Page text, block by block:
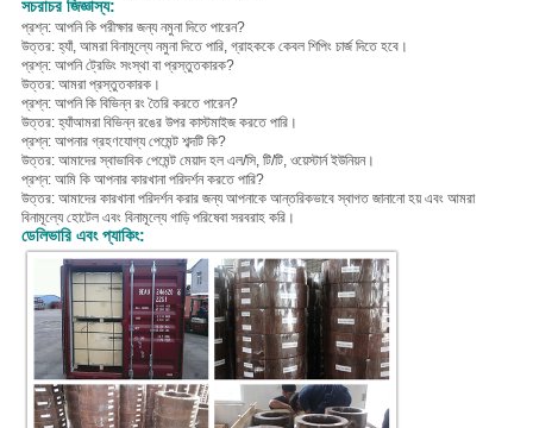
সচরাচর জিজ্ঞাস্য:
প্রশ্ন: আপনি কি পরীক্ষার জন্য নমুনা দিতে পারেন?
উত্তর: হ্যাঁ, আমরা বিনামূল্যে নমুনা দিতে পারি, গ্রাহককে কেবল শিপিং চার্জ দিতে হবে।
প্রশ্ন: আপনি ট্রেডিং সংস্থা বা প্রস্তুতকারক?
উত্তর: আমরা প্রস্তুতকারক।
প্রশ্ন: আপনি কি বিভিন্ন রং তৈরি করতে পারেন?
উত্তর: হ্যাঁআমরা বিভিন্ন রঙের উপর কাস্টমাইজ করতে পারি।
প্রশ্ন: আপনার গ্রহণযোগ্য পেমেন্ট শব্দটি কি?
উত্তর: আমাদের স্বাভাবিক পেমেন্ট মেয়াদ হল এল/সি, টি/টি, ওয়েস্টার্ন ইউনিয়ন।
প্রশ্ন: আমি কি আপনার কারখানা পরিদর্শন করতে পারি?
উত্তর: আমাদের কারখানা পরিদর্শন করার জন্য আপনাকে আন্তরিকভাবে স্বাগত জানানো হয় এবং আমরা
বিনামূল্যে হোটেল এবং বিনামূল্যে গাড়ি পরিষেবা সরবরাহ করি।
ডেলিভারি এবং প্যাকিং: